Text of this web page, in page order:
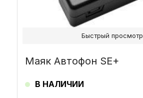
Маяк Автофон SE+
В НАЛИЧИИ
Быстрый просмотр